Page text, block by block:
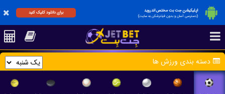
اپلیکیشن جت بت مختص اندروید
(دسترسی آسان و بدون فیلترشکن به سایت)
برای دانلود کلیک کنید
دسته بندی ورزش ها